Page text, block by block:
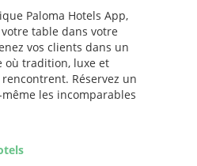
Paloma Hotels App,
table dans votre
vos clients dans un
où tradition, luxe et
Réservez un
les incomparables